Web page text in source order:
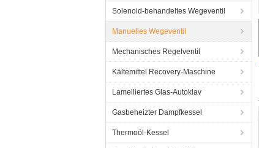
Solenoid-behandeltes Wegeventil
Manuelles Wegeventil
Mechanisches Regelventil
Kältemittel Recovery-Maschine
Lamelliertes Glas-Autoklav
Gasbeheizter Dampfkessel
Thermoöl-Kessel